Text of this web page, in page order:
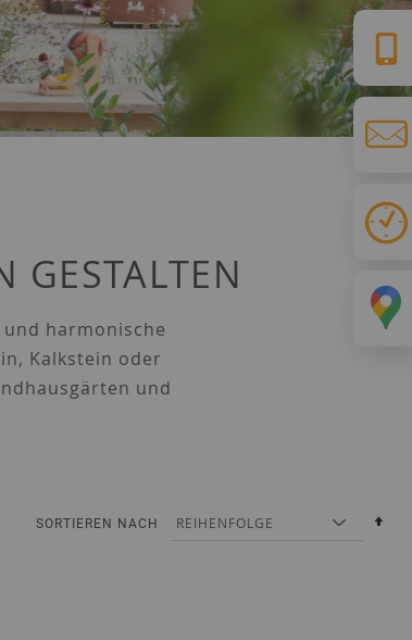
GESTALTEN
harmonische
Kalkstein oder
und
SORTIEREN NACH